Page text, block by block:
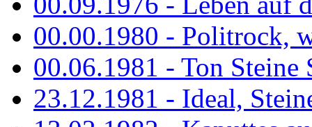
00.00.1980 - Politrock,
00.06.1981 - Ton Steine
23.12.1981 - Ideal,